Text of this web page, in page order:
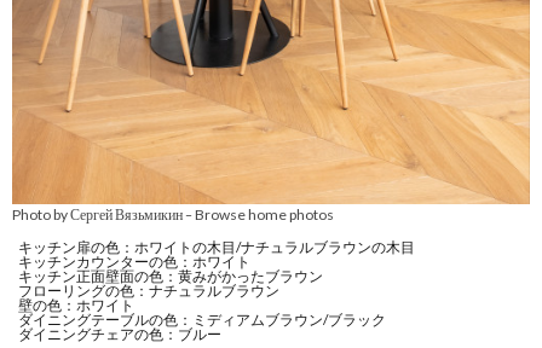
Photo by Сергей Вязьмикин–Browse home photos
キッチン扉の色：ホワイトの木目/ナチュラルブラウンの木目
キッチンカウンターの色：ホワイト
キッチン正面壁面の色：黄みがかったブラウン
フローリングの色：ナチュラルブラウン
壁の色：ホワイト
ダイニングテーブルの色：ミディアムブラウン/ブラック
ダイニングチェアの色：ブルー